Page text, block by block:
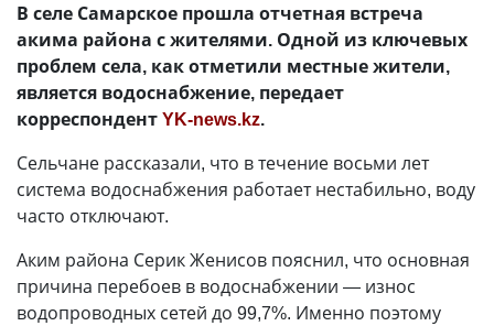
В селе Самарское прошла отчетная встреча
акима района с жителями. Одной из ключевых
проблем села, как отметили местные жители,
является водоснабжение, передает
корреспондентYK-news.kz.
Сельчане рассказали, что в течение восьми лет
система водоснабжения работает нестабильно, воду
часто отключают.
Аким района Серик Женисов пояснил, что основная
причина перебоев в водоснабжении — износ
водопроводных сетей до 99,7%. Именно поэтому